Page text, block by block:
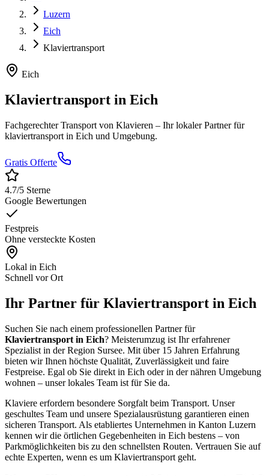
Luzern
Eich
Klaviertransport
Eich
Klaviertransport in Eich
Fachgerechter Transport von Klavieren – Ihr lokaler Partner für
klaviertransport in Eich und Umgebung.
Gratis Offerte
4.7/5 Sterne
Google Bewertungen
Festpreis
Ohne versteckte Kosten
Lokal in Eich
Schnell vor Ort
Ihr Partner für Klaviertransport in Eich
Suchen Sie nach einem professionellen Partner für
Klaviertransport in Eich? Meisterumzug ist Ihr erfahrener
Spezialist in der Region Sursee. Mit über 15 Jahren Erfahrung
bieten wir Ihnen höchste Qualität, Zuverlässigkeit und faire
Festpreise. Egal ob Sie direkt in Eich oder in der nähren Umgebung
wohnen – unser lokales Team ist für Sie da.
Klaviere erfordern besondere Sorgfalt beim Transport. Unser
geschultes Team und unsere Spezialausrüstung garantieren einen
sicheren Transport. Als etabliertes Unternehmen in Kanton Luzern
kennen wir die örtlichen Gegebenheiten in Eich bestens – von
Parkmöglichkeiten bis zu den schnellsten Routen. Vertrauen Sie auf
echte Experten, wenn es um Klaviertransport geht.